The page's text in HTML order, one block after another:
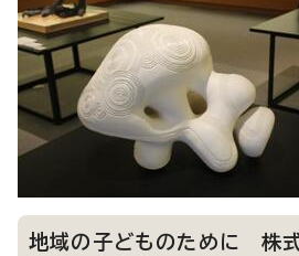
地域の子どものために 株